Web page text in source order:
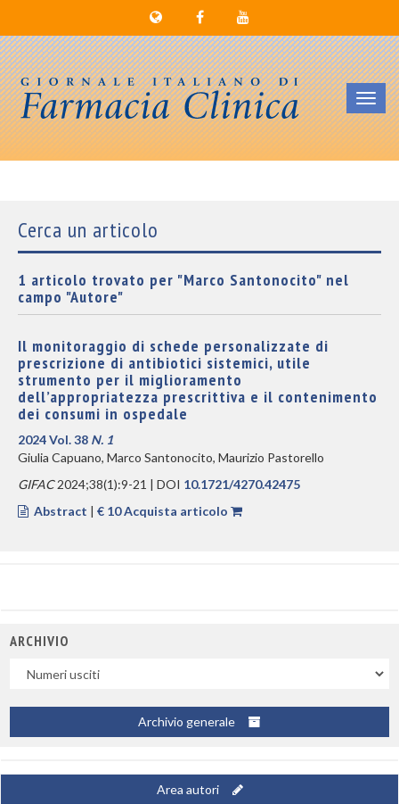
Cerca un articolo
1 articolo trovato per "Marco Santonocito" nel
campo "Autore"
Il monitoraggio di schede personalizzate di
prescrizione di antibiotici sistemici, utile
strumento per il miglioramento
dell’appropriatezza prescrittiva e il contenimento
dei consumi in ospedale
2024 Vol. 38 N. 1
Giulia Capuano, Marco Santonocito, Maurizio Pastorello
GIFAC2024;38(1):9-21 | DOI 10.1721/4270.42475
Abstract | € 10 Acquista articolo
ARCHIVIO
Archivio generale
Area autori